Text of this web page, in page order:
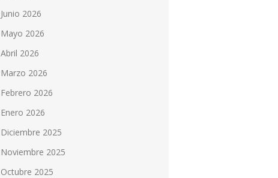
Junio 2026
Mayo 2026
Abril 2026
Marzo 2026
Febrero 2026
Enero 2026
Diciembre 2025
Noviembre 2025
Octubre 2025